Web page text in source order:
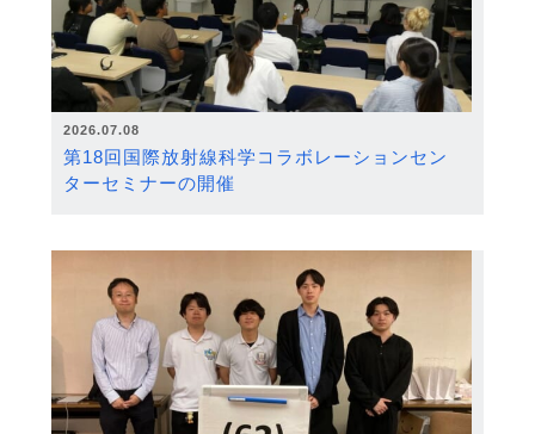
2026.07.08
第18回国際放射線科学コラボレーションセン
ターセミナーの開催